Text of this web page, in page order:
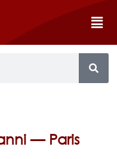
— Paris